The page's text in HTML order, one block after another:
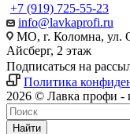
+7 (919) 725-55-23
info@lavkaprofi.ru
МО, г. Коломна, ул.
Айсберг, 2 этаж
Подписаться на
Политика
2026 © Лавка профи -
Найти